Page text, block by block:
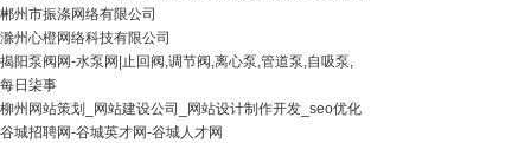
郴州市振涤网络有限公司
滁州心橙网络科技有限公司
揭阳泵阀网-水泵网|止回阀,调节阀,离心泵,管道泵,自吸泵,
每日柒事
柳州网站策划_网站建设公司_网站设计制作开发_seo优化
谷城招聘网-谷城英才网-谷城人才网